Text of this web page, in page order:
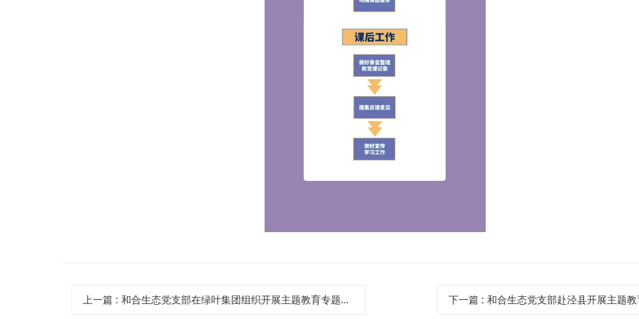
上一篇 : 和合生态党支部在绿叶集团组织开展主题教育专题党课 下一篇 : 和合生态党支部赴泾县开展主题